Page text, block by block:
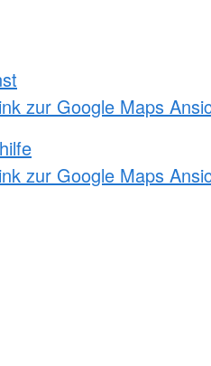
zur Google Maps
zur Google Maps